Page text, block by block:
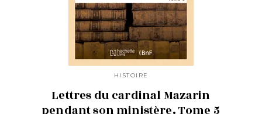
HISTOIRE
Lettres du cardinal Mazarin
pendant son ministère. Tome 5